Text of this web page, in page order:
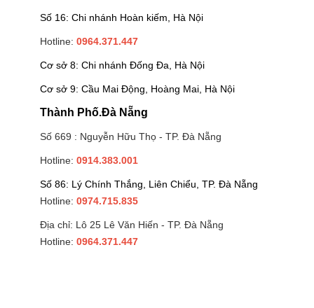
Số 16: Chi nhánh Hoàn kiếm, Hà Nội
Hotline: 0964.371.447
Cơ sở 8: Chi nhánh Đống Đa, Hà Nội
Cơ sở 9: Cầu Mai Động, Hoàng Mai, Hà Nội
Thành Phố.Đà Nẵng
Số 669 : Nguyễn Hữu Thọ - TP. Đà Nẵng
Hotline: 0914.383.001
Số 86: Lý Chính Thắng, Liên Chiểu, TP. Đà Nẵng
Hotline: 0974.715.835
Địa chỉ: Lô 25 Lê Văn Hiến - TP. Đà Nẵng
Hotline: 0964.371.447